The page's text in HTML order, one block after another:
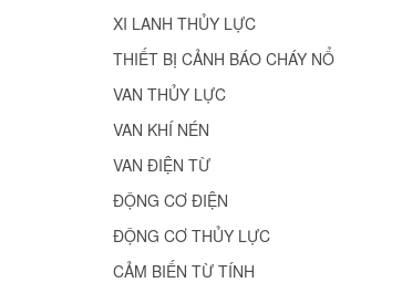
XI LANH THỦY LỰC
THIẾT BỊ CẢNH BÁO CHÁY NỔ
VAN THỦY LỰC
VAN KHÍ NÉN
VAN ĐIỆN TỪ
ĐỘNG CƠ ĐIỆN
ĐỘNG CƠ THỦY LỰC
CẢM BIẾN TỪ TÍNH